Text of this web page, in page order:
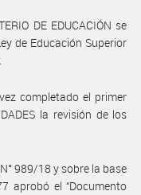
DE EDUCACIÓN se
de Educación Superior
completado el primer
la revisión de los
989/18 y sobre la base
aprobó el “Documento